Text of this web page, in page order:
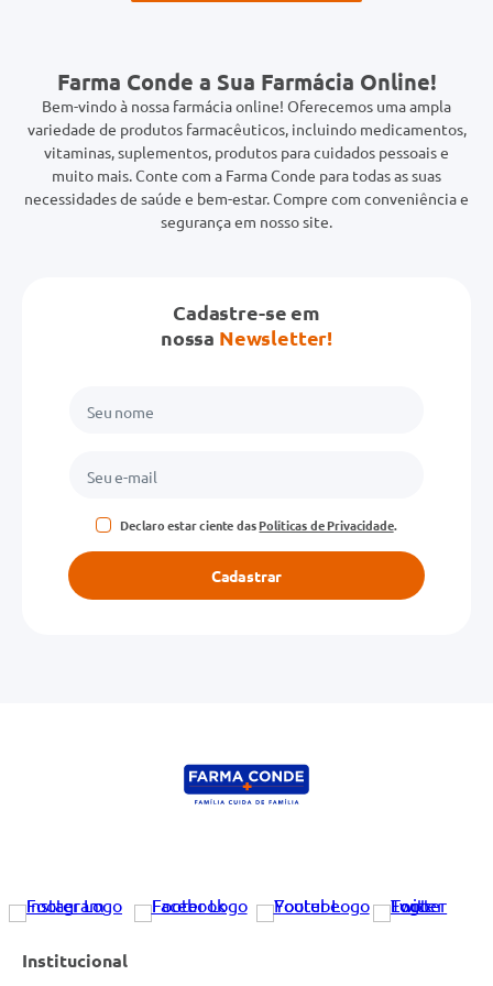
Farma Conde a Sua Farmácia Online!
Bem-vindo à nossa farmácia online! Oferecemos uma ampla
variedade de produtos farmacêuticos, incluindo medicamentos,
vitaminas, suplementos, produtos para cuidados pessoais e
muito mais. Conte com a Farma Conde para todas as suas
necessidades de saúde e bem-estar. Compre com conveniência e
segurança em nosso site.
Cadastre-se em
nossa Newsletter!
Declaro estar ciente dasPolíticas de Privacidade.
Cadastrar
Institucional